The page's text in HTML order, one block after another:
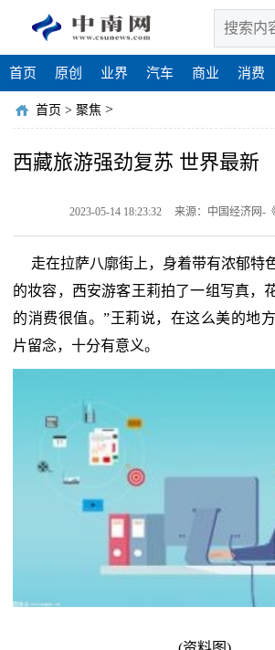
首页 原创 业界 汽车 商业 消费
首页 > 聚焦 >
西藏旅游强劲复苏 世界最新
2023-05-14 18:23:32 来源：中国经济网-
走在拉萨八廓街上，身着带有浓郁特
的妆容，西安游客王莉拍了一组写真，
的消费很值。”王莉说，在这么美的地
片留念，十分有意义。